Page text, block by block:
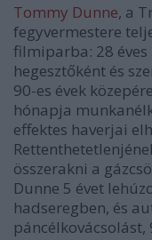
Tommy Dunne, a
fegyvermestere
filmiparba: 28
hegesztőként és
90-es évek
hónapja
effektes haverjai
összerakni a
Dunne 5 évet
hadseregben, és